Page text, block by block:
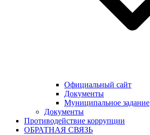
Официальный сайт
Документы
Муниципальное задание
Документы
Противодействие коррупции
ОБРАТНАЯ СВЯЗЬ